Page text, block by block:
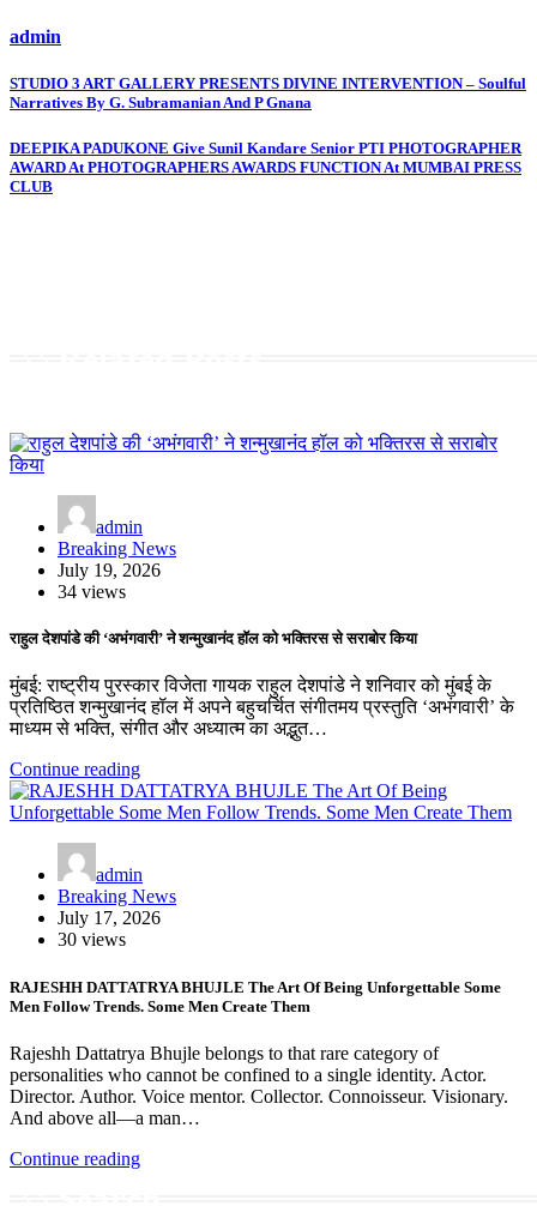
admin
Post
navigation
STUDIO 3 ART GALLERY PRESENTS DIVINE INTERVENTION – Soulful
Narratives By G. Subramanian And P Gnana
DEEPIKA PADUKONE Give Sunil Kandare Senior PTI PHOTOGRAPHER
AWARD At PHOTOGRAPHERS AWARDS FUNCTION At MUMBAI PRESS
CLUB
admin
Breaking News
July 19, 2026
34 views
राहुल देशपांडे की ‘अभंगवारी’ ने शन्मुखानंद हॉल को भक्तिरस से सराबोर किया
मुंबई: राष्ट्रीय पुरस्कार विजेता गायक राहुल देशपांडे ने शनिवार को मुंबई के
प्रतिष्ठित शन्मुखानंद हॉल में अपने बहुचर्चित संगीतमय प्रस्तुति ‘अभंगवारी’ के
माध्यम से भक्ति, संगीत और अध्यात्म का अद्भुत…
Continue reading
admin
Breaking News
July 17, 2026
30 views
RAJESHH DATTATRYA BHUJLE The Art Of Being Unforgettable Some
Men Follow Trends. Some Men Create Them
Rajeshh Dattatrya Bhujle belongs to that rare category of
personalities who cannot be confined to a single identity. Actor.
Director. Author. Voice mentor. Collector. Connoisseur. Visionary.
And above all—a man…
Continue reading